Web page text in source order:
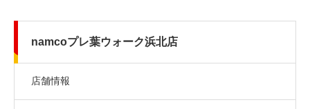
namcoプレ葉ウォーク浜北店
店舗情報